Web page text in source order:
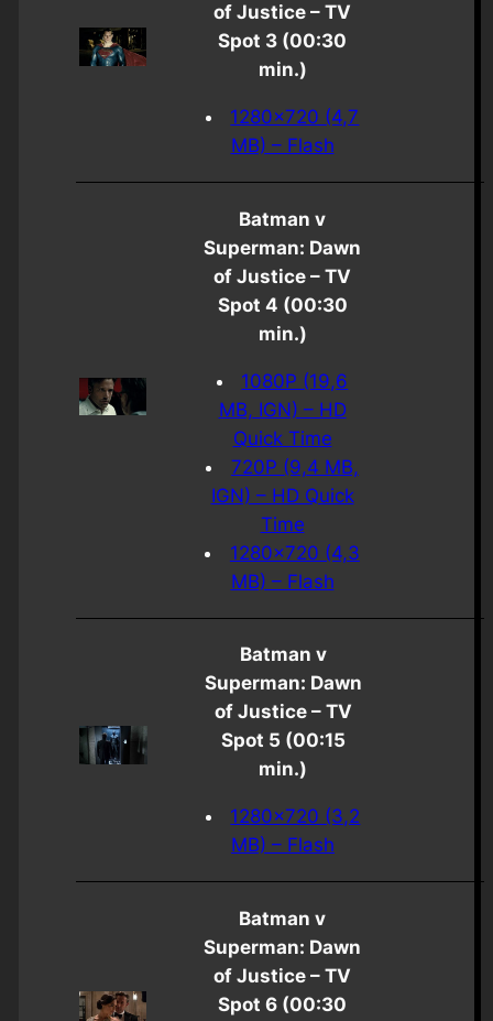
of Justice – TV
Spot 3 (00:30
min.)
1280×720 (4,7
MB) – Flash
Batman v
Superman: Dawn
of Justice – TV
Spot 4 (00:30
min.)
1080P (19,6
MB, IGN) – HD
Quick Time
720P (9,4 MB,
IGN) – HD Quick
Time
1280×720 (4,3
MB) – Flash
Batman v
Superman: Dawn
of Justice – TV
Spot 5 (00:15
min.)
1280×720 (3,2
MB) – Flash
Batman v
Superman: Dawn
of Justice – TV
Spot 6 (00:30